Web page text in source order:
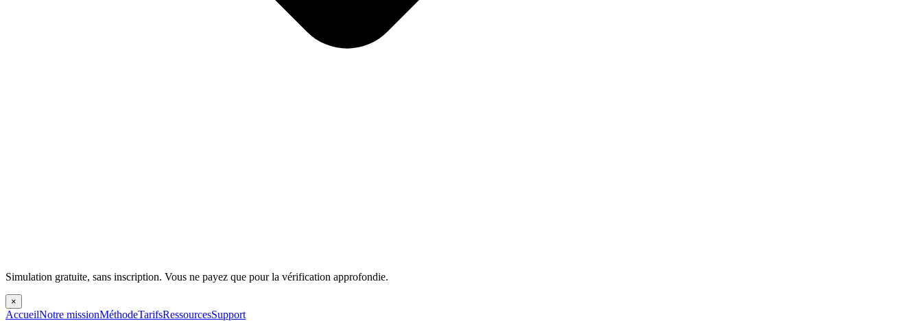
Simulation gratuite, sans inscription. Vous ne payez que pour la vérification approfondie.
×
AccueilNotre missionMéthodeTarifsRessourcesSupport